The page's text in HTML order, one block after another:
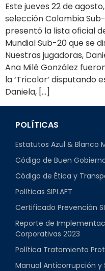
Este jueves 22 de
selección Colombia
presentó la lista oficial
Mundial Sub-20 que se
Nuestras jugadoras,
Ana Milé González
la ‘Tricolor’ disputando
Daniela, […]
POLÍTICAS
Estatutos Azul & Blanco
Código de Buen
Código de Ética y
Políticas SIPLAFT
Certificado Prevención
Reporte de
Corporativas 2023
Política Tratamiento
Manual Anticorrupción y